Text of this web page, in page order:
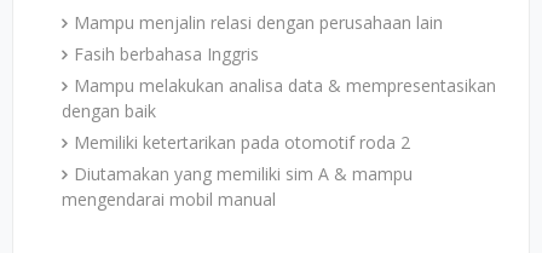
Mampu menjalin relasi dengan perusahaan lain
Fasih berbahasa Inggris
Mampu melakukan analisa data & mempresentasikan
dengan baik
Memiliki ketertarikan pada otomotif roda 2
Diutamakan yang memiliki sim A & mampu
mengendarai mobil manual